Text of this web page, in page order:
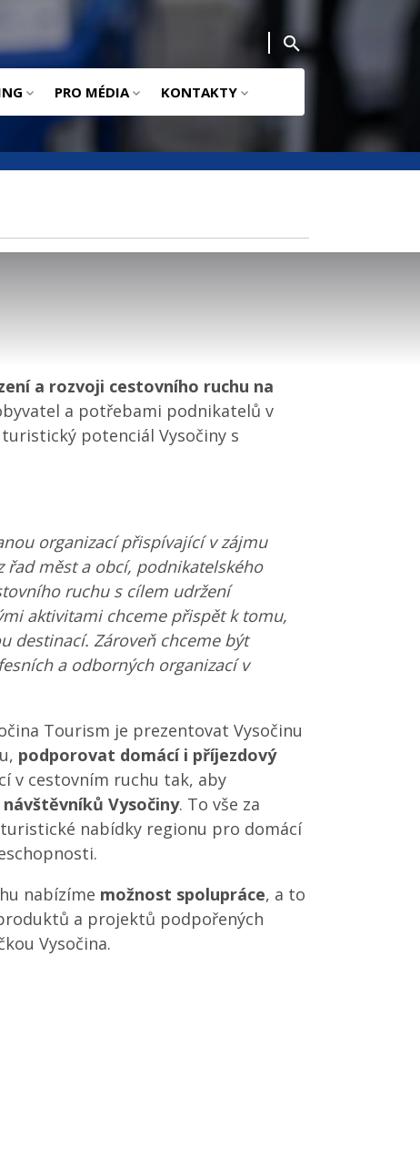
PRO MÉDIA KONTAKTY
a rozvoji cestovního ruchu na
a potřebami podnikatelů v
potenciál Vysočiny s
organizací přispívající v zájmu
řad měst a obcí, podnikatelského
ruchu s cílem udržení
aktivitami chceme přispět k tomu,
destinací. Zároveň chceme být
a odborných organizací v
Tourism je prezentovat Vysočinu
podporovat domácí i příjezdový
v cestovním ruchu tak, aby
Vysočiny. To vše za
nabídky regionu pro domácí
nabízíme možnost spolupráce, a to
a projektů podpořených
Vysočina.